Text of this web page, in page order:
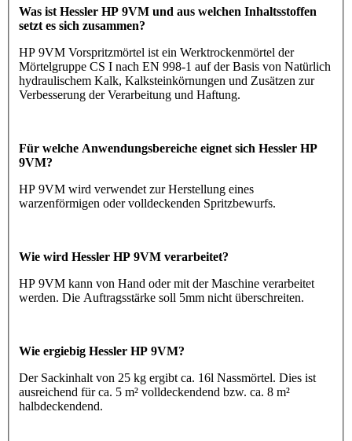
Was ist Hessler HP 9VM und aus welchen Inhaltsstoffen
setzt es sich zusammen?
HP 9VM Vorspritzmörtel ist ein Werktrockenmörtel der
Mörtelgruppe CS I nach EN 998-1 auf der Basis von Natürlich
hydraulischem Kalk, Kalksteinkörnungen und Zusätzen zur
Verbesserung der Verarbeitung und Haftung.
Für welche Anwendungsbereiche eignet sich Hessler HP
9VM?
HP 9VM wird verwendet zur Herstellung eines
warzenförmigen oder volldeckenden Spritzbewurfs.
Wie wird Hessler HP 9VM verarbeitet?
HP 9VM kann von Hand oder mit der Maschine verarbeitet
werden. Die Auftragsstärke soll 5mm nicht überschreiten.
Wie ergiebig Hessler HP 9VM?
Der Sackinhalt von 25 kg ergibt ca. 16l Nassmörtel. Dies ist
ausreichend für ca. 5 m² volldeckendend bzw. ca. 8 m²
halbdeckendend.